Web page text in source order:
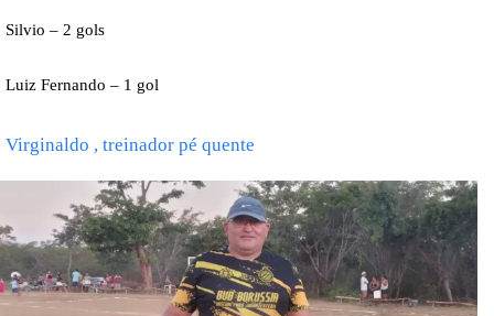
Silvio – 2 gols
Luiz Fernando – 1 gol
Virginaldo , treinador pé quente